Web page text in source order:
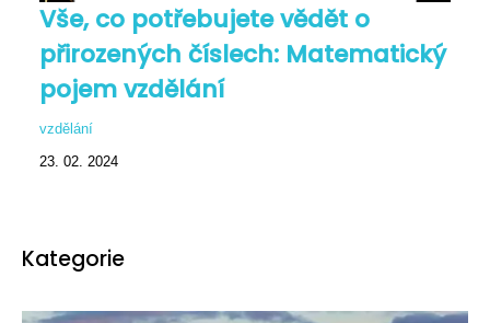
Vše, co potřebujete vědět o
přirozených číslech: Matematický
pojem vzdělání
vzdělání
23. 02. 2024
Kategorie